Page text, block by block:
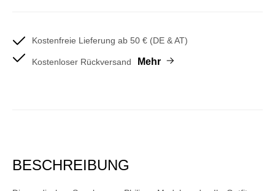
Kostenfreie Lieferung ab 50 € (DE & AT)
Kostenloser Rückversand Mehr
BESCHREIBUNG